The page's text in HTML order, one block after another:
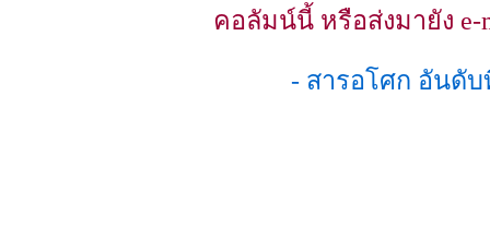
คอลัมน์นี้ หรือส่งมายัง e-
- สารอโศก อันดั